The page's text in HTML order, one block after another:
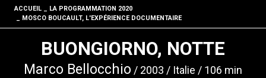
ACCUEIL
LA PROGRAMMATION 2020
MOSCO BOUCAULT, L'EXPÉRIENCE DOCUMENTAIRE
BUONGIORNO, NOTTE
Marco Bellocchio 2003 Italie
106 min